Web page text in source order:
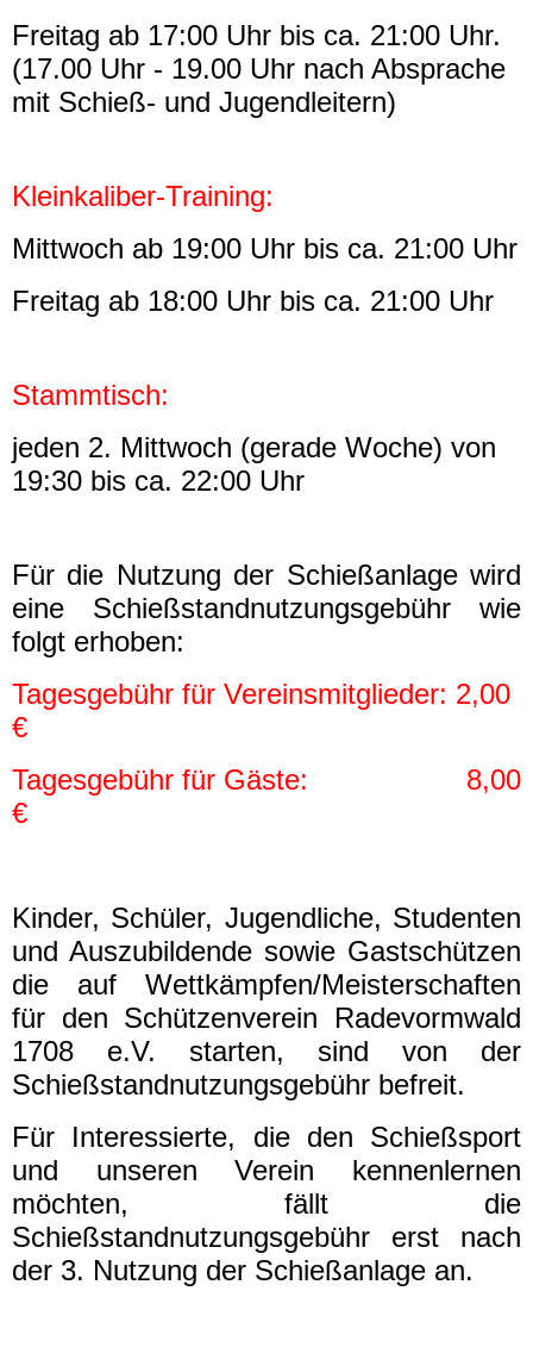
Mitgliedschaft
Linkliste
Freitag ab 17:00 Uhr bis ca. 21:00 Uhr.
(17.00 Uhr - 19.00 Uhr nach Absprache
mit Schieß- und Jugendleitern)
Kleinkaliber-Training:
Mittwoch ab 19:00 Uhr bis ca. 21:00 Uhr
Freitag ab 18:00 Uhr bis ca. 21:00 Uhr
Stammtisch:
jeden 2. Mittwoch (gerade Woche) von
19:30 bis ca. 22:00 Uhr
Für die Nutzung der Schießanlage wird
eine Schießstandnutzungsgebühr wie
folgt erhoben:
Tagesgebühr für Vereinsmitglieder: 2,00
€
Tagesgebühr für Gäste: 8,00
€
Kinder, Schüler, Jugendliche, Studenten
und Auszubildende sowie Gastschützen
die auf Wettkämpfen/Meisterschaften
für den Schützenverein Radevormwald
1708 e.V. starten, sind von der
Schießstandnutzungsgebühr befreit.
Für Interessierte, die den Schießsport
und unseren Verein kennenlernen
möchten, fällt die
Schießstandnutzungsgebühr erst nach
der 3. Nutzung der Schießanlage an.